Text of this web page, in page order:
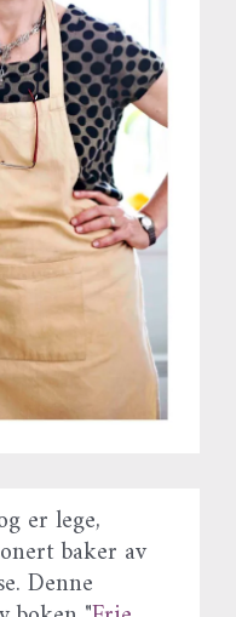
er lege,
baker av
Denne